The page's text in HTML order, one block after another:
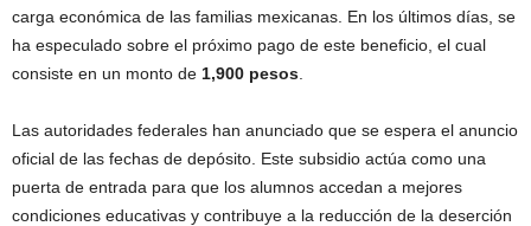
carga económica de las familias mexicanas. En los últimos días, se
ha especulado sobre el próximo pago de este beneficio, el cual
consiste en un monto de 1,900 pesos
Las autoridades federales han anunciado que se espera el anuncio
oficial de las fechas de depósito. Este subsidio actúa como una
puerta de entrada para que los alumnos accedan a mejores
condiciones educativas y contribuye a la reducción de la deserción